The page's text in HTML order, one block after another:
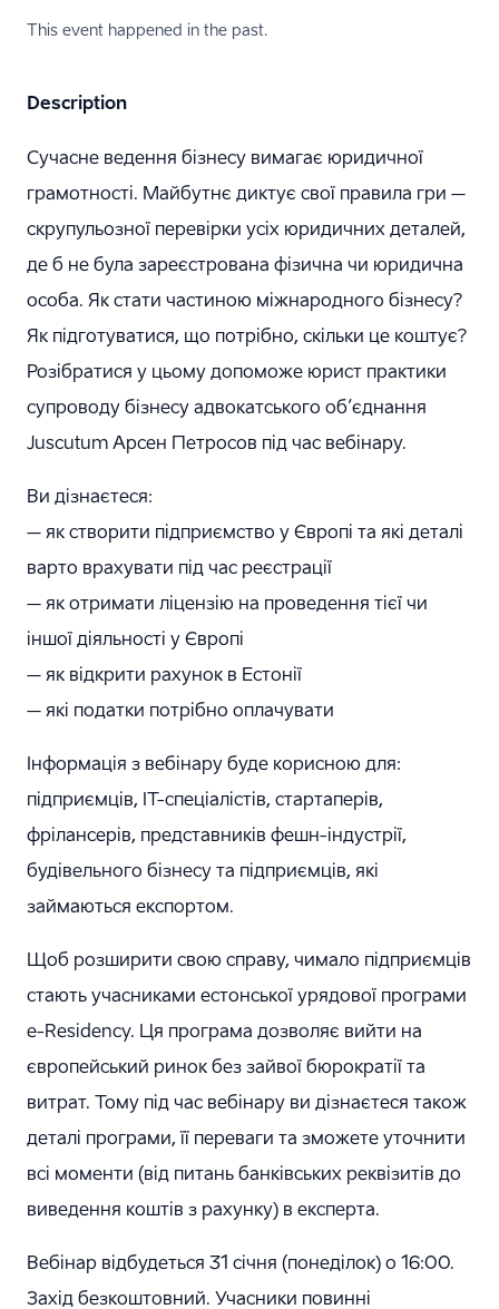
This event happened in the past.
Description
Сучасне ведення бізнесу вимагає юридичної
грамотності. Майбутнє диктує свої правила гри –
скрупульозної перевірки усіх юридичних деталей,
де б не була зареєстрована фізична чи юридична
особа. Як стати частиною міжнародного бізнесу?
Як підготуватися, що потрібно, скільки це коштує?
Розібратися у цьому допоможе юрист практики
супроводу бізнесу адвокатського об’єднання
Juscutum Арсен Петросов під час вебінару.
Ви дізнаєтеся:
– як створити підприємство у Європі та які деталі
варто врахувати під час реєстрації
– як отримати ліцензію на проведення тієї чи
іншої діяльності у Європі
– як відкрити рахунок в Естонії
– які податки потрібно оплачувати
Інформація з вебінару буде корисною для:
підприємців, IT-спеціалістів, стартаперів,
фрілансерів, представників фешн-індустрії,
будівельного бізнесу та підприємців, які
займаються експортом.
Щоб розширити свою справу, чимало підприємців
стають учасниками естонської урядової програми
e-Residency. Ця програма дозволяє вийти на
європейський ринок без зайвої бюрократії та
витрат. Тому під час вебінару ви дізнаєтеся також
деталі програми, її переваги та зможете уточнити
всі моменти (від питань банківських реквізитів до
виведення коштів з рахунку) в експерта.
Вебінар відбудеться 31 січня (понеділок) о 16:00.
Захід безкоштовний. Учасники повинні